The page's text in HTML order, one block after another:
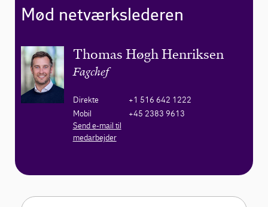
Mød netværkslederen
Thomas Høgh Henriksen
Fagchef
Direkte
+1 516 642 1222
Mobil
+45 2383 9613
Send e-mail til
medarbejder